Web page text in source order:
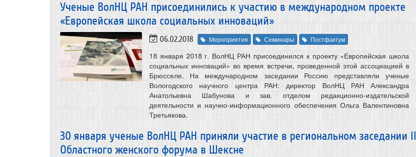
Ученые ВолНЦ РАН присоединились к участию в международном проекте
«Европейская школа социальных инноваций»
06.02.2018 Мероприятия Семинары Постфактум
18 января 2018 г. ВолНЦ РАН присоединился к проекту «Европейская школа
социальных инноваций» во время встречи, проведенной этой ассоциацией в
Брюсселе. На международном заседании Россию представляли ученые
Вологодского научного центра РАН: директор ВолНЦ РАН Александра
Анатольевна Шабунова и зав. отделом редакционно-издательской
деятельности и научно-информационного обеспечения Ольга Валентиновна
Третьякова.
30 января ученые ВолНЦ РАН приняли участие в региональном заседании II
Областного женского форума в Шексне